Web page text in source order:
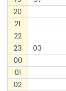
20
21
22
23
03
00
01
02